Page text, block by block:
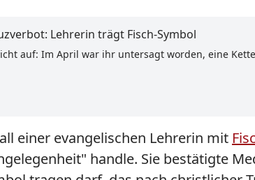
Lehrerin trägt Fisch-Symbol
auf: Im April war ihr untersagt worden, eine
einer evangelischen Lehrerin mit
handle. Sie bestätigte